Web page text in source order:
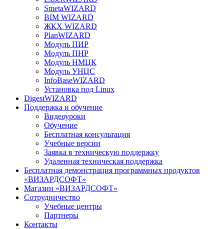
SmetaWIZARD
BIM WIZARD
ЖКХ WIZARD
PlanWIZARD
Модуль ПИР
Модуль ПНР
Модуль НМЦК
Модуль УНЦС
InfoBaseWIZARD
Установка под Linux
DigestWIZARD
Поддержка и обучение
Видеоуроки
Обучение
Бесплатная консультация
Учебные версии
Заявка в техническую поддержку
Удаленная техническая поддержка
Бесплатная демонстрация программных продуктов
«ВИЗАРДСОФТ»
Магазин «ВИЗАРДСОФТ»
Сотрудничество
Учебные центры
Партнеры
Контакты